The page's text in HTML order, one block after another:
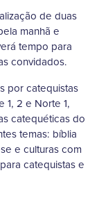
de duas
manhã e
tempo para
convidados.
por catequistas
1, 2 e Norte 1,
catequéticas do
temas: bíblia
e culturas com
catequistas e